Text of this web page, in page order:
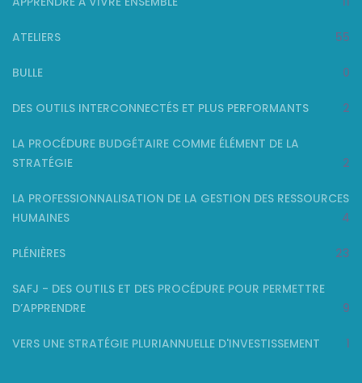
ATELIERS 55
BULLE 0
DES OUTILS INTERCONNECTÉS ET PLUS PERFORMANTS 2
LA PROCÉDURE BUDGÉTAIRE COMME ÉLÉMENT DE LA
STRATÉGIE
2
LA PROFESSIONNALISATION DE LA GESTION DES RESSOURCES
HUMAINES
4
PLÉNIÈRES 23
SAFJ - DES OUTILS ET DES PROCÉDURE POUR PERMETTRE
D’APPRENDRE
9
VERS UNE STRATÉGIE PLURIANNUELLE D'INVESTISSEMENT 1